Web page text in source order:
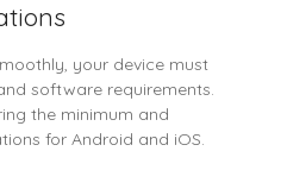
your device must
software requirements.
the minimum and
for Android and iOS.